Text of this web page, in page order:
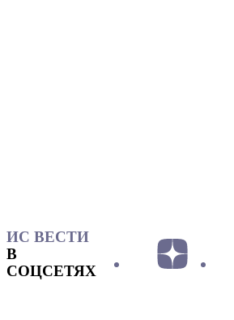
ИС ВЕСТИ
В
СОЦСЕТЯХ